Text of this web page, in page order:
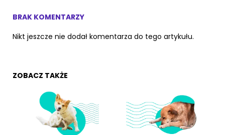
BRAK KOMENTARZY
Nikt jeszcze nie dodał komentarza do tego artykułu.
ZOBACZ TAKŻE